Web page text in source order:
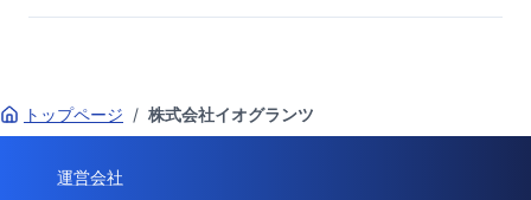
トップページ / 株式会社イオグランツ
運営会社